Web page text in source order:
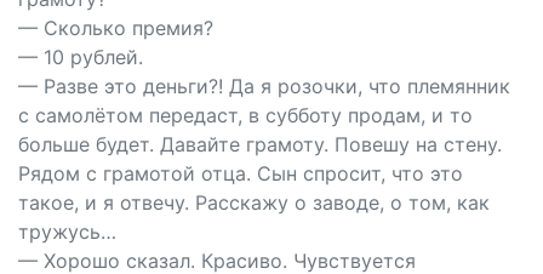
— Сколько премия?
— 10 рублей.
— Разве это деньги?! Да я розочки, что племянник
с самолётом передаст, в субботу продам, и то
больше будет. Давайте грамоту. Повешу на стену.
Рядом с грамотой отца. Сын спросит, что это
такое, и я отвечу. Расскажу о заводе, о том, как
тружусь…
— Хорошо сказал. Красиво. Чувствуется